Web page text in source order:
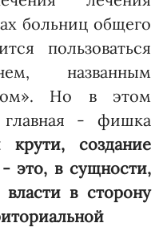
больниц общего
пользоваться
названным
Но в этом
- фишка
создание
- это, в сущности,
в сторону